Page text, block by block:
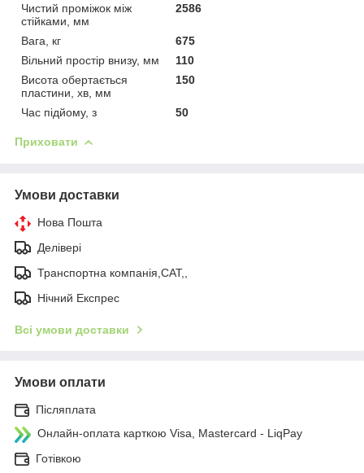
Чистий проміжок між
стійками, мм
2586
Вага, кг
675
Вільний простір внизу, мм
110
Висота обертається
пластини, хв, мм
150
Час підйому, з 50
Приховати
Умови доставки
Нова Пошта
Делівері
Транспортна компанія,САТ,,
Нічний Експрес
Всі умови доставки
Умови оплати
Післяплата
Онлайн-оплата карткою Visa, Mastercard - LiqPay
Готівкою